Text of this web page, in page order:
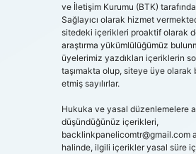
ve İletişim Kurumu (BTK)
Sağlayıcı olarak hizmet
sitedeki içerikleri proaktif olarak
araştırma yükümlülüğümüz
üyelerimiz yazdıkları içeriklerin
taşımakta olup, siteye üye olarak
etmiş sayılırlar.
Hukuka ve yasal düzenlemelere
düşündüğünüz içerikleri,
backlinkpanelicomtr@gmail.com
halinde, ilgili içerikler yasal süre